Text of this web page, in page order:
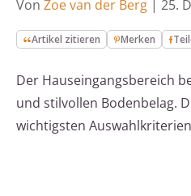
Von Zoe van der Berg | 25.
Artikel zitieren Merken
Der Hauseingangsbereich
und stilvollen Bodenbelag.
wichtigsten